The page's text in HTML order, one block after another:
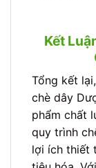
Kết
Tổng kết
chè dây
phẩm chất
quy trình
lợi ích thiết